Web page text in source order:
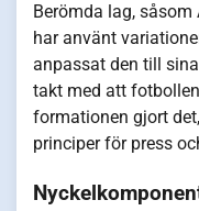
Berömda lag,
har använt
anpassat den till
takt med att
formationen gjort
principer för press